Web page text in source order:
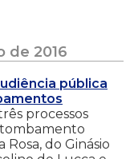
de 2016
pública
processos
Rosa, do Ginásio